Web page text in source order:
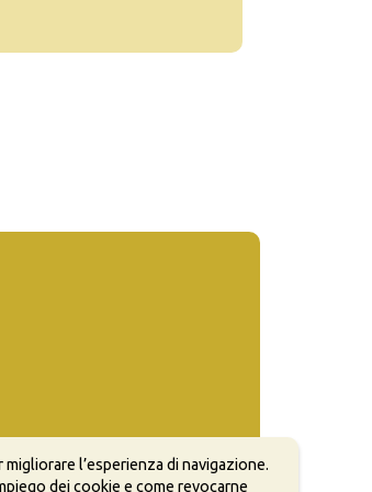
l’esperienza di navigazione.
dei cookie e come revocarne